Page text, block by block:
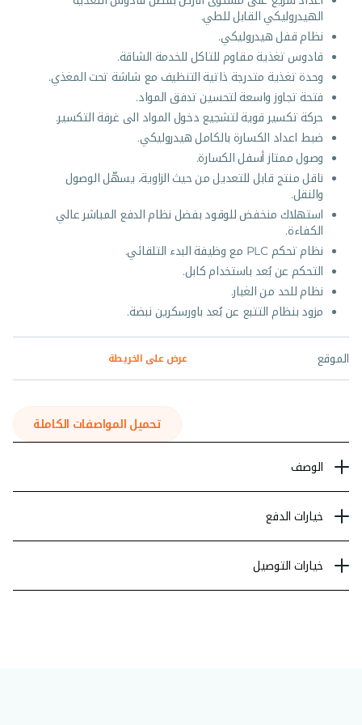
الهيدروليكي القابل للطي.
نظام قفل هيدروليكي.
قادوس تغذية مقاوم للتاكل للخدمة الشاقة.
وحدة تغذية متدرجة ذاتية التنظيف مع شاشة تحت المغذي.
فتحة تجاوز واسعة لتحسين تدفق المواد.
حركة تكسير قوية لتشجيع دخول المواد الى غرفة التكسير.
ضبط اعداد الكسارة بالكامل هيدروليكي.
وصول ممتاز أسفل الكسارة.
ناقل منتج قابل للتعديل من حيث الزاوية، يسهّل الوصول
والنقل.
استهلاك منخفض للوقود بفضل نظام الدفع المباشر عالي
الكفاءة.
نظام تحكم PLC مع وظيفة البدء التلقائي.
التحكم عن بُعد باستخدام كابل.
نظام للحد من الغبار.
مزود بنظام التتبع عن بُعد باورسكرين نبضة.
الموقع عرض على الخريطة
تحميل المواصفات الكاملة
الوصف
خيارات الدفع
خيارات التوصيل